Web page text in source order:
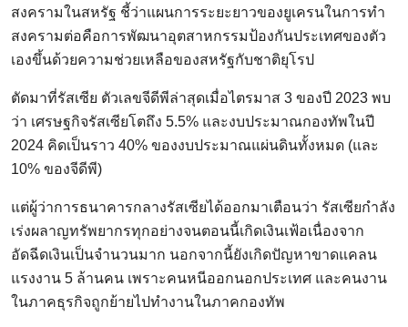
สงครามในสหรัฐ ชี้ว่าแผนการระยะยาวของยูเครนในการทำ
สงครามต่อคือการพัฒนาอุตสาหกรรมป้องกันประเทศของตัว
เองขึ้นด้วยความช่วยเหลือของสหรัฐกับชาติยุโรป
ตัดมาที่รัสเซีย ตัวเลขจีดีพีล่าสุดเมื่อไตรมาส 3 ของปี 2023 พบ
ว่า เศรษฐกิจรัสเซียโตถึง 5.5% และงบประมาณกองทัพในปี
2024 คิดเป็นราว 40% ของงบประมาณแผ่นดินทั้งหมด (และ
10% ของจีดีพี)
แต่ผู้ว่าการธนาคารกลางรัสเซียได้ออกมาเตือนว่า รัสเซียกำลัง
เร่งผลาญทรัพยากรทุกอย่างจนตอนนี้เกิดเงินเฟ้อเนื่องจาก
อัดฉีดเงินเป็นจำนวนมาก นอกจากนี้ยังเกิดปัญหาขาดแคลน
แรงงาน 5 ล้านคน เพราะคนหนีออกนอกประเทศ และคนงาน
ในภาคธุรกิจถูกย้ายไปทำงานในภาคกองทัพ